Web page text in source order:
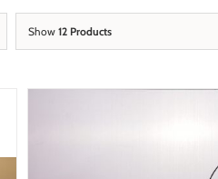
Show 12 Products